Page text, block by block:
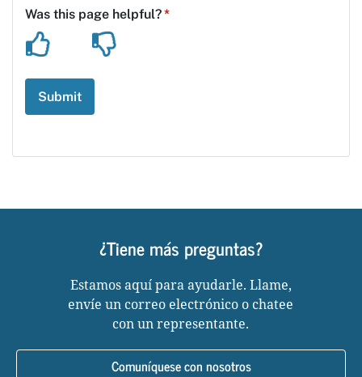
¿Tiene más preguntas?
Estamos aquí para ayudarle. Llame,
envíe un correo electrónico o chatee
con un representante.
Comuníquese con nosotros